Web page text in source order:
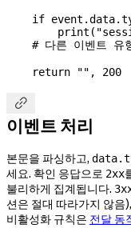
    if
        print
(
# 다른 이벤트 유
    return
"" , 200

이벤트 처리
본문을 파싱하고,
세요. 확인 응답으로 2xx
불리하게 집계됩니다.
션은 절대 따라가지 않음
비활성화 규칙은 전달 동